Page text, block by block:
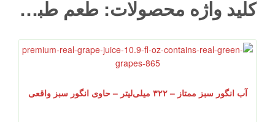
کلید واژه محصولات: طعم طبیعی و تازه انگور سبز دارد
آب انگور سبز ممتاز – ۳۲۲ میلی‌لیتر – حاوی انگور سبز واقعی